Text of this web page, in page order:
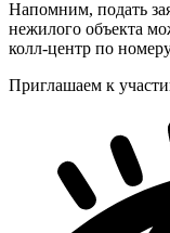
Напомним, подать
нежилого объекта
колл-центр по
Приглашаем к